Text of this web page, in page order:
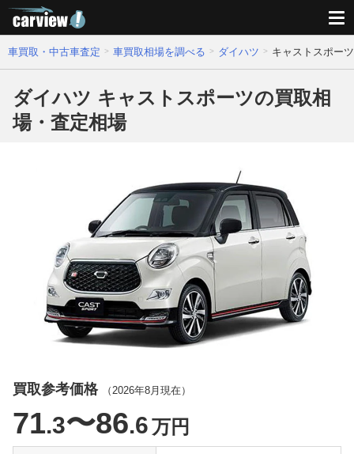
車買取・中古車査定 車買取相場を調べる ダイハツ キャストスポー
ダイハツ キャストスポーツの買取相
場・査定相場
買取参考価格 （ 2026年8月 現在）
71.3〜86.6万円